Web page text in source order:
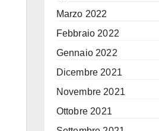
Marzo 2022
Febbraio 2022
Gennaio 2022
Dicembre 2021
Novembre 2021
Ottobre 2021